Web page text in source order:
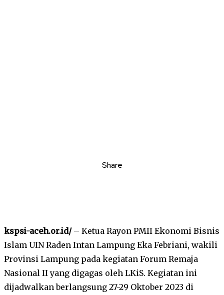
Share
kspsi-aceh.or.id/– Ketua Rayon PMII Ekonomi Bisnis
Islam UIN Raden Intan Lampung Eka Febriani, wakili
Provinsi Lampung pada kegiatan Forum Remaja
Nasional II yang digagas oleh LKiS. Kegiatan ini
dijadwalkan berlangsung 27-29 Oktober 2023 di